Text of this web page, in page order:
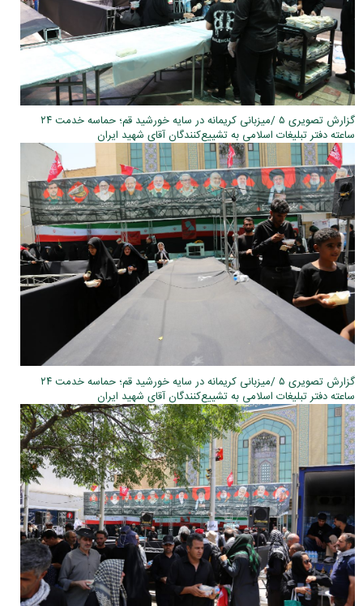
گزارش تصویری ۵ /میزبانی کریمانه در سایه خورشید قم؛ حماسه خدمت ۲۴
ساعته دفتر تبلیغات اسلامی به تشییع‌کنندگان آقای شهید ایران
گزارش تصویری ۵ /میزبانی کریمانه در سایه خورشید قم؛ حماسه خدمت ۲۴
ساعته دفتر تبلیغات اسلامی به تشییع‌کنندگان آقای شهید ایران